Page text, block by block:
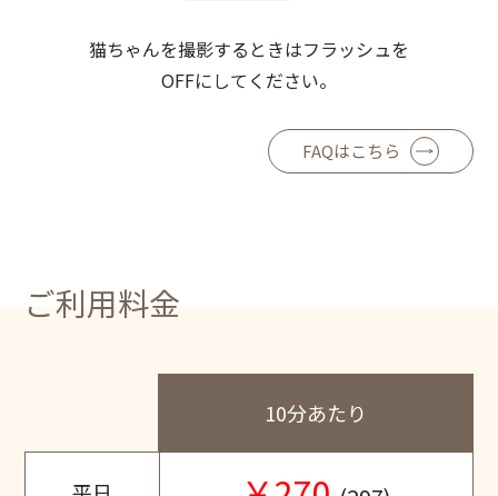
猫ちゃんを撮影するときはフラッシュを
OFFにしてください。
FAQはこちら
ご利用料金
10分あたり